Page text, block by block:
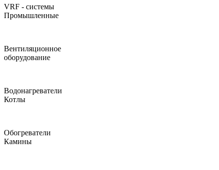
VRF - системы
Промышленные
Вентиляционное
оборудование
Водонагреватели
Котлы
Обогреватели
Камины